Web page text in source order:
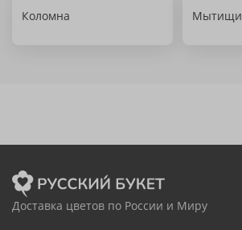
Коломна Мытищи
Доставка цветов по России и Миру